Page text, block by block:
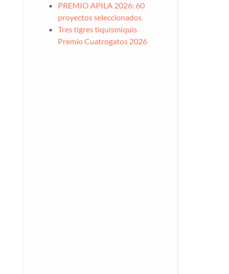
PREMIO APILA 2026: 60
proyectos seleccionados
Tres tigres tiquismiquis
Premio Cuatrogatos 2026